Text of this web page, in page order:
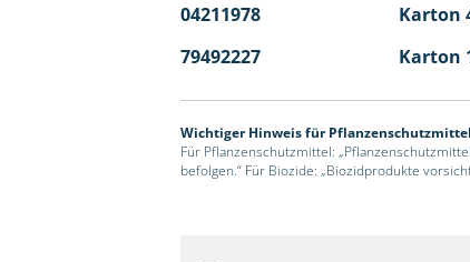
04211978 Karton
79492227
Karton
Wichtiger Hinweis für
Für Pflanzenschutzmittel:
befolgen.“ Für Biozide: „Biozidprodukte